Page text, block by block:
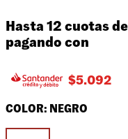
Hasta 12 cuotas de
pagando con
$5.092
COLOR: NEGRO